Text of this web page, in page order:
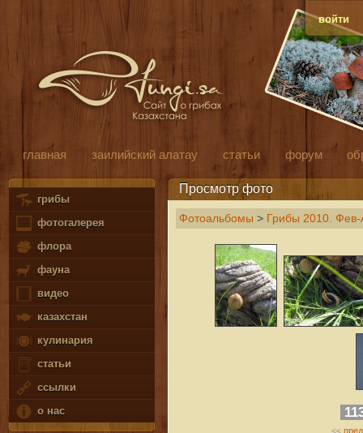
войти
главная заилийский алатау статьи форум
грибы
фотогалерея
флора
фауна
видео
казахстан
кулинария
статьи
ссылки
о нас
Просмотр фото
Фотоальбомы > Грибы 2010.
<<